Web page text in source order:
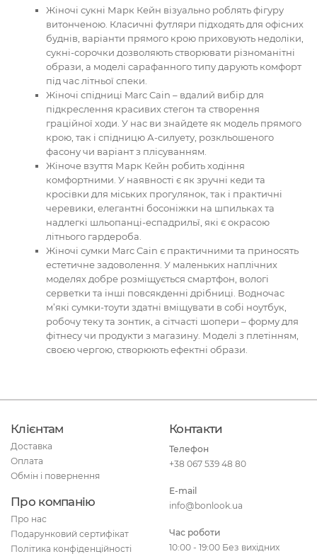
Жіночі сукні Марк Кейн візуально роблять фігуру
витонченою. Класичні футляри підходять для офісних
буднів, варіанти прямого крою приховують недоліки,
сукні-сорочки дозволяють створювати різноманітні
образи, а моделі сарафанного типу дарують комфорт
під час літньої спеки.
Жіночі спідниці Marc Cain – вдалий вибір для
підкреслення красивих стегон та створення
граційної ходи. У нас ви знайдете як модель прямого
крою, так і спідницю А-силуету, розкльошеного
фасону чи варіант з плісуванням.
Жіноче взуття Марк Кейн робить ходіння
комфортними. У наявності є як зручні кеди та
кросівки для міських прогулянок, так і практичні
черевики, елегантні босоніжки на шпильках та
надлегкі шльопанці-еспадрильї, які є окрасою
літнього гардероба.
Жіночі сумки Marc Cain є практичними та приносять
естетичне задоволення. У маленьких наплічних
моделях добре розміщується смартфон, вологі
серветки та інші повсякденні дрібниці. Водночас
м’які сумки-тоути здатні вміщувати в собі ноутбук,
робочу теку та зонтик, а сітчасті шопери – форму для
фітнесу чи продукти з магазину. Моделі з плетінням,
своєю чергою, створюють ефектні образи.
Клієнтам
Доставка
Оплата
Обмін і повернення
Про компанію
Про нас
Подарунковий сертифікат
Політика конфіденційності
Контакти
Телефон
+38 067 539 48 80
E-mail
info@bonlook.ua
Час роботи
10:00 - 19:00 Без вихідних